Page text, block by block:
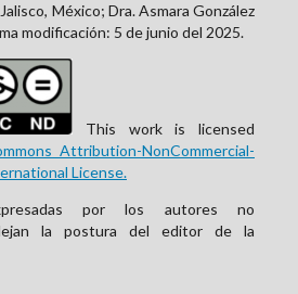
México; Dra. Asmara González
modificación: 5 de junio del 2025.
This work is licensed
Attribution-NonCommercial-
License.
por los autores no
la postura del editor de la